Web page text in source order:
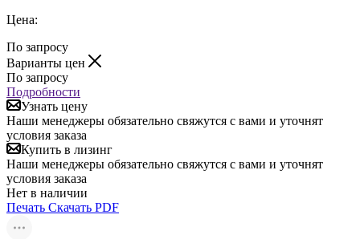
Цена:
По запросу
Варианты цен
По запросу
Подробности
Узнать цену
Наши менеджеры обязательно свяжутся с вами и уточнят
условия заказа
Купить в лизинг
Наши менеджеры обязательно свяжутся с вами и уточнят
условия заказа
Нет в наличии
Печать Скачать PDF